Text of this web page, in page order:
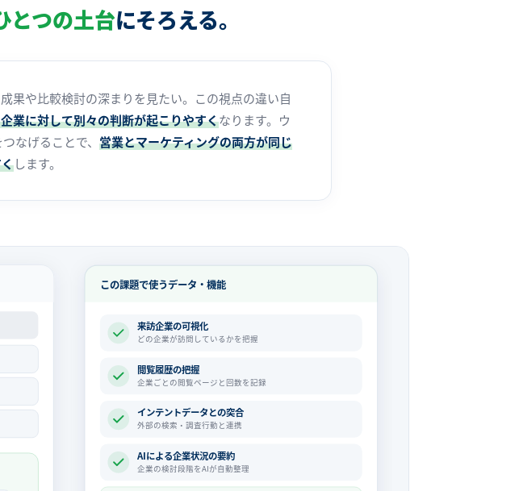
とつの土台にそろえる。
果や比較検討の深まりを見たい。この視点の違い自
業に対して別々の判断が起こりやすくなります。ウ
なげることで、 営業とマーケティングの両方が同じ
します。
この課題で使うデータ・機能
来訪企業の可視化
どの企業が訪問しているかを把握
閲覧履歴の把握
企業ごとの閲覧ページと回数を記録
インテントデータとの突合
外部の検索・調査行動と連携
AIによる企業状況の要約
企業の検討段階をAIが自動整理